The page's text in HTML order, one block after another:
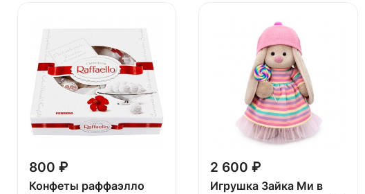
800 ₽
Конфеты раффаэлло
2 600 ₽
Игрушка Зайка Ми в